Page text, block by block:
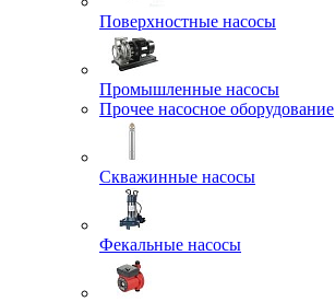
Поверхностные насосы
Промышленные насосы
Прочее насосное оборудование
Скважинные насосы
Фекальные насосы